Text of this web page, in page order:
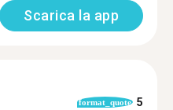
Scarica la app
format_quote 5